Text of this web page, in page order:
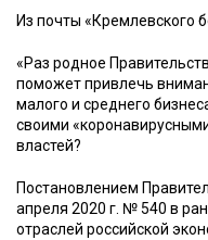
Спорт
Культура
Lifestyle
Мурзилка
Из почты «Кремлевского
«Раз родное
поможет привлечь
малого и среднего
своими
властей?
Постановлением
апреля 2020 г. № 540 в
отраслей российской